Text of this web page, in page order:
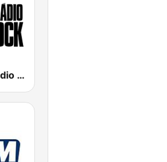
89 FM - A Rádio Rock